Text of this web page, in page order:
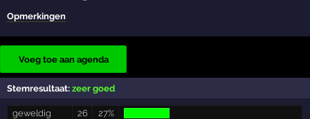
Opmerkingen
Voeg toe aan agenda
Stemresultaat:zeer goed
geweldig 26
27%